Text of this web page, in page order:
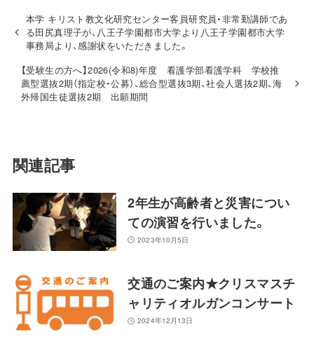
本学 キリスト教文化研究センター客員研究員・非常勤講師であ
る田尻真理子が、八王子学園都市大学より八王子学園都市大学
事務局より、感謝状をいただきました。
【受験生の方へ】2026(令和8)年度 看護学部看護学科 学校推
薦型選抜2期（指定校・公募）、総合型選抜3期、社会人選抜2期、海
外帰国生徒選抜2期 出願期間
関連記事
2年生が高齢者と災害につい
ての演習を行いました。
2023年10月5日
交通のご案内★クリスマスチ
ャリティオルガンコンサート
2024年12月13日